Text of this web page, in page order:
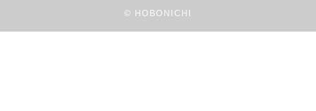
© HOBONICHI